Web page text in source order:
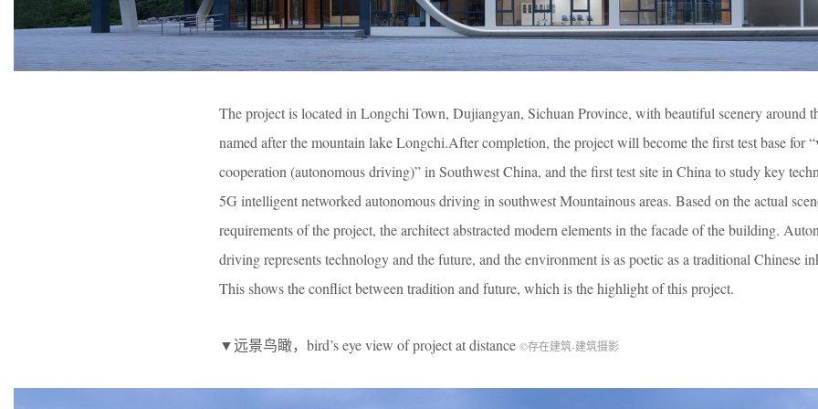
The project is located in Longchi Town, Dujiangyan, Sichuan Province, with beautiful scenery around
named after the mountain lake Longchi.After completion, the project will become the first test base for
cooperation (autonomous driving)” in Southwest China, and the first test site in China to study key
5G intelligent networked autonomous driving in southwest Mountainous areas. Based on the actual
requirements of the project, the architect abstracted modern elements in the facade of the building.
driving represents technology and the future, and the environment is as poetic as a traditional Chinese
This shows the conflict between tradition and future, which is the highlight of this project.
▼远景鸟瞰，bird’s eye view of project at distance ©存在建筑-建筑摄影